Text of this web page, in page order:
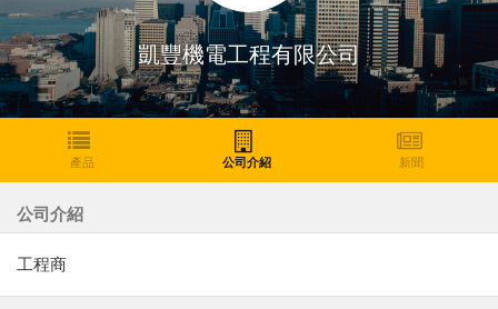
凱豐機電工程有限公司
產品 公司介紹 新聞
公司介紹
工程商